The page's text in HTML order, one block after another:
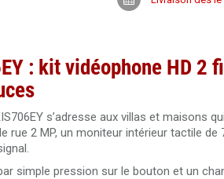
: kit vidéophone HD 2
s’adresse aux villas et maisons
rue 2 MP, un moniteur intérieur tactile
simple pression sur le bouton et un